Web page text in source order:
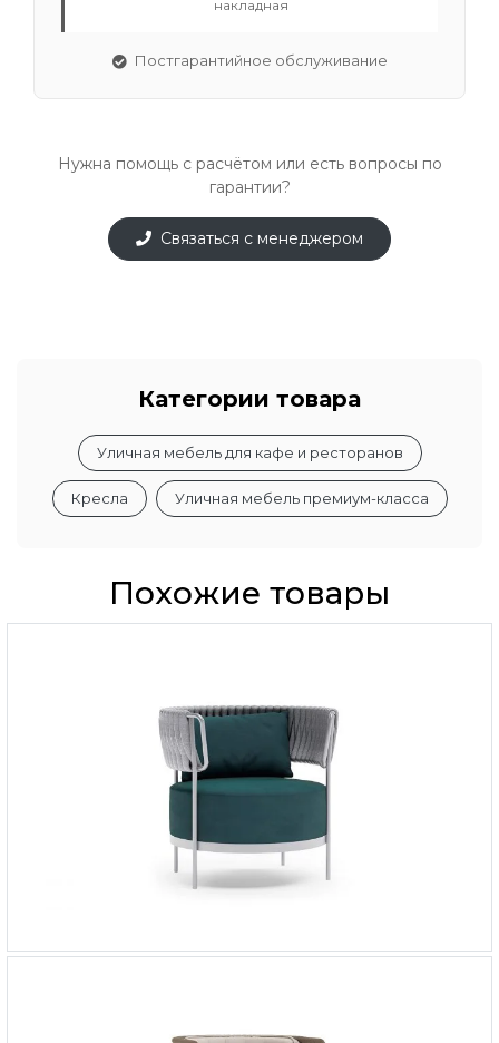
накладная
Постгарантийное обслуживание
Нужна помощь с расчётом или есть вопросы по
гарантии?
Связаться с менеджером
Категории товара
Уличная мебель для кафе и ресторанов
Кресла Уличная мебель премиум-класса
Похожие товары